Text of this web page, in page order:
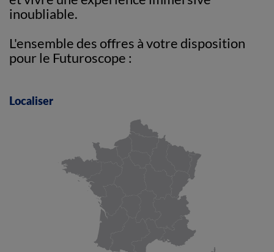
inoubliable.
L'ensemble des offres à votre disposition
pour le Futuroscope :
Localiser